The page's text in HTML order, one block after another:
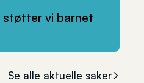
støtter vi barnet
Se alle aktuelle saker